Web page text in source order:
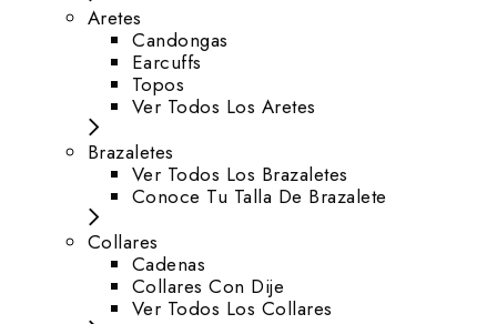
Aretes
⁠Candongas
Earcuffs
Topos
Ver Todos Los Aretes
Brazaletes
Ver Todos Los Brazaletes
Conoce Tu Talla De Brazalete
Collares
Cadenas
Collares Con Dije
Ver Todos Los Collares